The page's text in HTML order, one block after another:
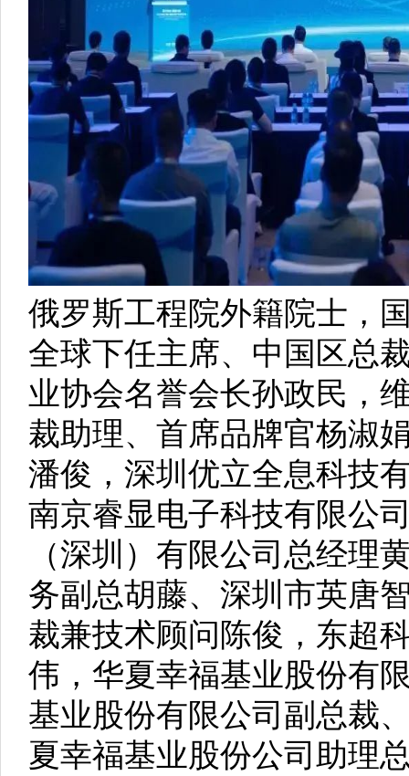
俄罗斯工程院外籍院士，
全球下任主席、中国区总
业协会名誉会长孙政民，
裁助理、首席品牌官杨淑
潘俊，深圳优立全息科技
南京睿显电子科技有限公
（深圳）有限公司总经理
务副总胡藤、深圳市英唐
裁兼技术顾问陈俊，东超
伟，华夏幸福基业股份有
基业股份有限公司副总裁
夏幸福基业股份公司助理